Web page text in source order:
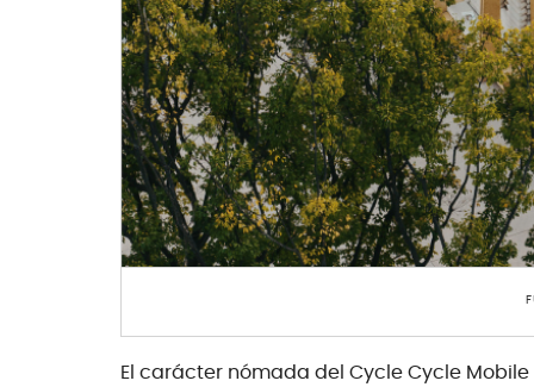
El carácter nómada del Cycle Cycle